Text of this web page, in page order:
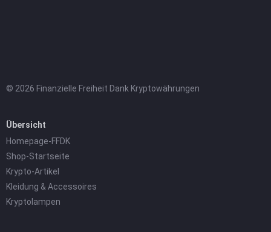
© 2026 Finanzielle Freiheit Dank Kryptowährungen
Übersicht
Homepage-FFDK
Shop-Startseite
Krypto-Artikel
Kleidung & Accessoires
Kryptolampen